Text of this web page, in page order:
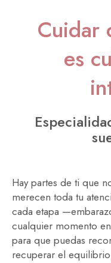
Cuidar
es
Hay partes de ti que
merecen toda tu
cada etapa
cualquier momento
para que puedas
recuperar el